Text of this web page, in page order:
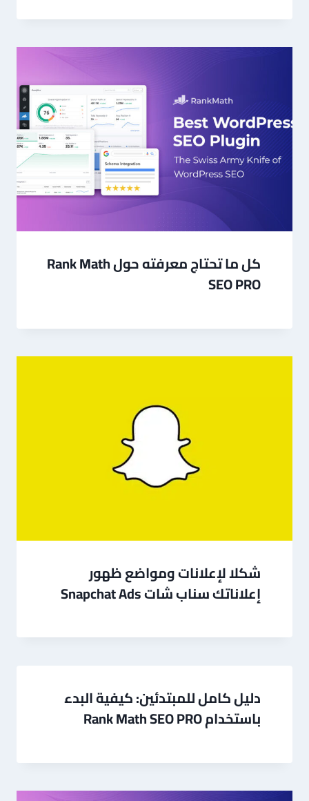
كل ما تحتاج معرفته حول Rank Math
SEO PRO
شكلا لإعلانات ومواضع ظهور
إعلاناتك سناب شات Snapchat Ads
دليل كامل للمبتدئين: كيفية البدء
باستخدام Rank Math SEO PRO